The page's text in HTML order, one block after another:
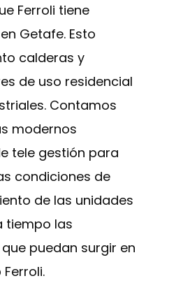
Ferroli tiene
Getafe. Esto
calderas y
de uso residencial
Contamos
modernos
tele gestión para
condiciones de
de las unidades
tiempo las
puedan surgir en